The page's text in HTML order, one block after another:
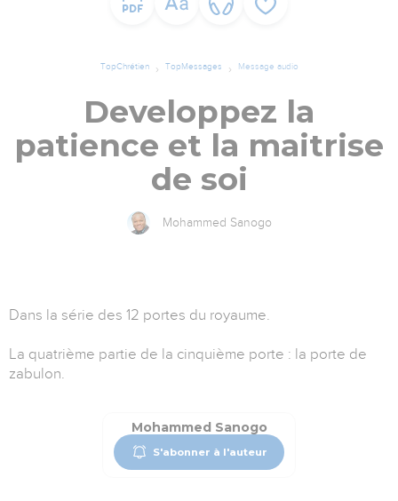
TopChrétien TopMessages Message audio
Developpez la
patience et la maitrise
de soi
Mohammed Sanogo
Dans la série des 12 portes du royaume.
La quatrième partie de la cinquième porte : la porte de
zabulon.
Mohammed Sanogo
S'abonner à l'auteur